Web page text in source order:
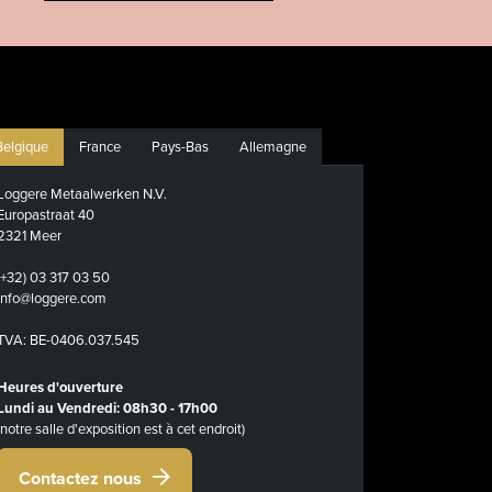
France Pays-Bas Allemagne
Metaalwerken N.V.
40
Meer
03 317 03 50
BE-0406.037.545
d'ouverture
au Vendredi: 08h30 - 17h00
salle d'exposition est à cet endroit)
Contactez nous